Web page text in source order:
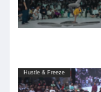
Hustle & Freeze